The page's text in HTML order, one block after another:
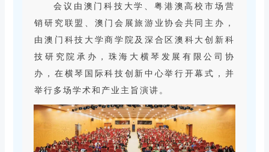
会议由澳门科技大学、粤港澳高校市场营
销研究联盟、澳门会展旅游业协会共同主办，
由澳门科技大学商学院及深合区澳科大创新科
技研究院承办，珠海大横琴发展有限公司协
办，在横琴国际科技创新中心举行开幕式，并
举行多场学术和产业主旨演讲。